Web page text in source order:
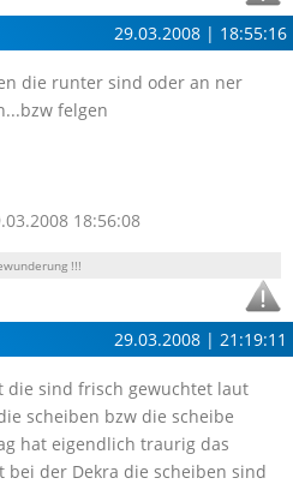
29.03.2008 | 18:55:16
die runter sind oder an ner
felgen
18:56:08
!!!
29.03.2008 | 21:19:11
die sind frisch gewuchtet laut
scheiben bzw die scheibe
hat eigendlich traurig das
bei der Dekra die scheiben sind